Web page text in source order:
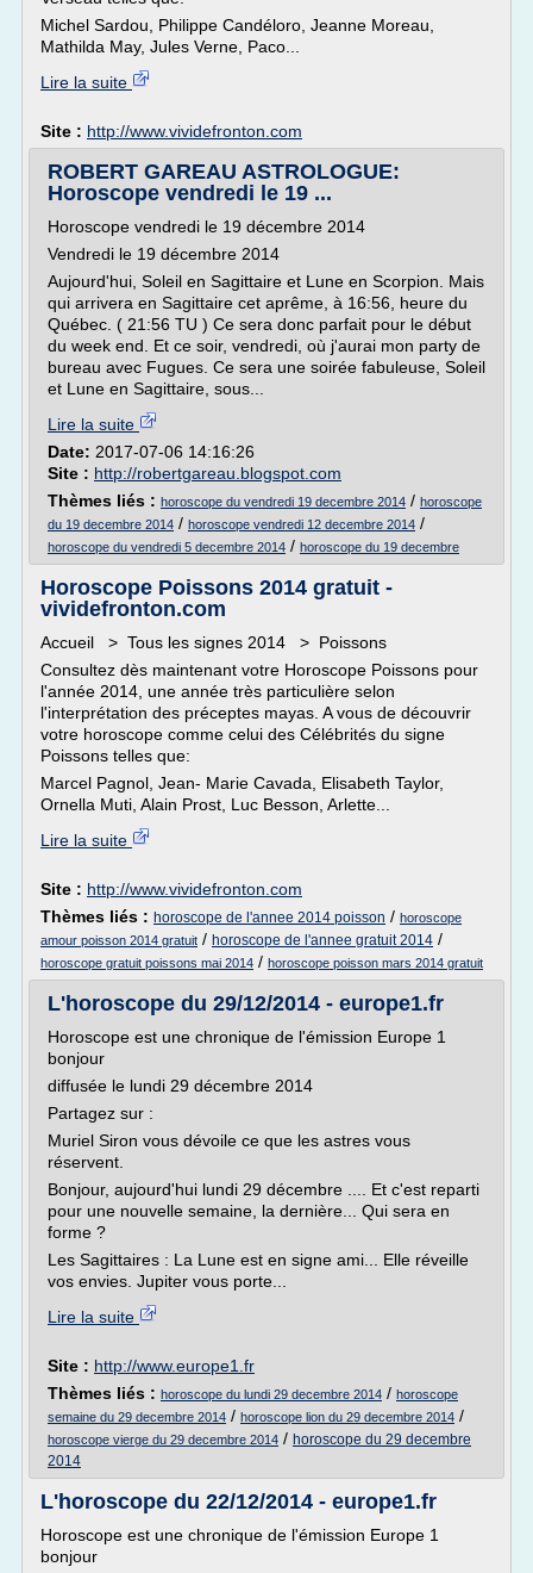
Michel Sardou, Philippe Candéloro, Jeanne Moreau,
Mathilda May, Jules Verne, Paco...
Lire la suite
Site : http://www.vividefronton.com
ROBERT GAREAU ASTROLOGUE:
Horoscope vendredi le 19 ...
Horoscope vendredi le 19 décembre 2014
Vendredi le 19 décembre 2014
Aujourd'hui, Soleil en Sagittaire et Lune en Scorpion. Mais
qui arrivera en Sagittaire cet aprême, à 16:56, heure du
Québec. ( 21:56 TU ) Ce sera donc parfait pour le début
du week end. Et ce soir, vendredi, où j'aurai mon party de
bureau avec Fugues. Ce sera une soirée fabuleuse, Soleil
et Lune en Sagittaire, sous...
Lire la suite
Date: 2017-07-06 14:16:26
Site : http://robertgareau.blogspot.com
Thèmes liés : horoscope du vendredi 19 decembre 2014 / horoscope
du 19 decembre 2014 / horoscope vendredi 12 decembre 2014 /
horoscope du vendredi 5 decembre 2014 / horoscope du 19 decembre
Horoscope Poissons 2014 gratuit -
vividefronton.com
Accueil > Tous les signes 2014 > Poissons
Consultez dès maintenant votre Horoscope Poissons pour
l'année 2014, une année très particulière selon
l'interprétation des préceptes mayas. A vous de découvrir
votre horoscope comme celui des Célébrités du signe
Poissons telles que:
Marcel Pagnol, Jean- Marie Cavada, Elisabeth Taylor,
Ornella Muti, Alain Prost, Luc Besson, Arlette...
Lire la suite
Site : http://www.vividefronton.com
Thèmes liés : horoscope de l'annee 2014 poisson / horoscope
amour poisson 2014 gratuit / horoscope de l'annee gratuit 2014 /
horoscope gratuit poissons mai 2014 / horoscope poisson mars 2014 gratuit
L'horoscope du 29/12/2014 - europe1.fr
Horoscope est une chronique de l'émission Europe 1
bonjour
diffusée le lundi 29 décembre 2014
Partagez sur :
Muriel Siron vous dévoile ce que les astres vous
réservent.
Bonjour, aujourd'hui lundi 29 décembre .... Et c'est reparti
pour une nouvelle semaine, la dernière... Qui sera en
forme ?
Les Sagittaires : La Lune est en signe ami... Elle réveille
vos envies. Jupiter vous porte...
Lire la suite
Site : http://www.europe1.fr
Thèmes liés : horoscope du lundi 29 decembre 2014 / horoscope
semaine du 29 decembre 2014 / horoscope lion du 29 decembre 2014 /
horoscope vierge du 29 decembre 2014 / horoscope du 29 decembre
2014
L'horoscope du 22/12/2014 - europe1.fr
Horoscope est une chronique de l'émission Europe 1
bonjour